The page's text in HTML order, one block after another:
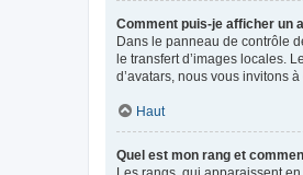
Comment puis-je afficher un
Dans le panneau de contrôle
le transfert d’images locales.
d’avatars, nous vous invitons
Haut
Quel est mon rang et